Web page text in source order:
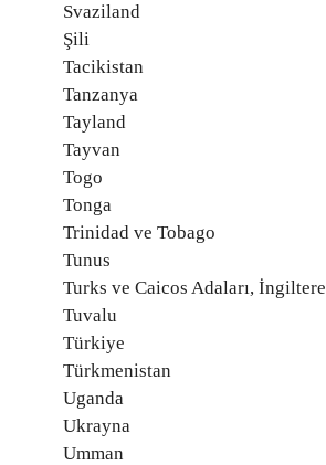
Svaziland
Şili
Tacikistan
Tanzanya
Tayland
Tayvan
Togo
Tonga
Trinidad ve Tobago
Tunus
Turks ve Caicos Adaları, İngiltere
Tuvalu
Türkiye
Türkmenistan
Uganda
Ukrayna
Umman